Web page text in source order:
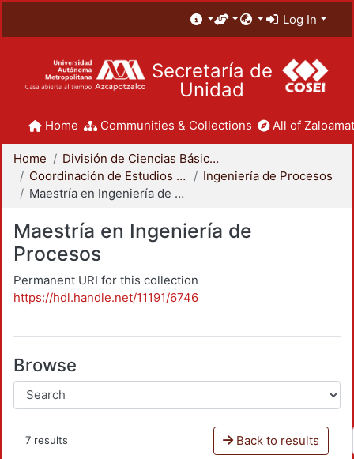
Log In
Secretaría de
Unidad
Home Communities & Collections All of
Home
División de Ciencias Básicas e Ingeniería
Coordinación de Estudios de Posgrado - CBI
Ingeniería de Procesos
Maestría en Ingeniería de Procesos
Maestría en Ingeniería de
Procesos
Permanent URI for this collection
https://hdl.handle.net/11191/6746
Browse
7 results Back to results